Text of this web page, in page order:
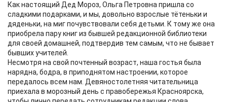
Как настоящий Дед Мороз, Ольга Петровна пришла со
сладкими подарками, и мы, довольно взрослые тётеньки и
дяденьки, на миг почувствовали себя детьми. К тому же она
приобрела пару книг из бывшей редакционной библиотеки
для своей домашней, подтвердив тем самым, что не бывает
бывших учителей.
Несмотря на свой почтенный возраст, наша гостья была
нарядна, бодра, в приподнятом настроении, которое
передалось всем нам. Девяностолетняя читательница
приехала в морозный день с правобережья Красноярска,